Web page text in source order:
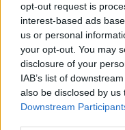
opt-out request is
interest-based ads
us or personal
your opt-out. You may
disclosure of your
IAB’s list of
also be disclosed by
Downstream
Ακολουθήστε
και μάθετε πρώτοι